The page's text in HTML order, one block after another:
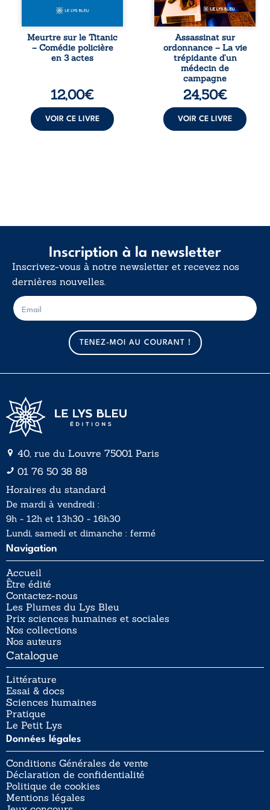
tard, la
l’épave fait
resurgir un secret
que l’on croyait
perdu. Dans un
oubliés ...
Meurtre sur le Titanic
– Comédie policière
en 3 actes
12,00€
VOIR CE LIVRE
septembre 2013, il
raconte le long
combat qui l’a
conduit à être
écarté du corps
médical, malgré
une décision de
première instance
Assassinat sur
ordonnance – La vie
trépidante d’un
médecin de
campagne
24,50€
VOIR CE LIVRE
Inscription à la newsletter
Inscrivez-vous à notre newsletter et recevez nos
dernières nouvelles.
m
a
i
l
E
-
m
TENEZ-MOI AU COURANT !
40, rue du Louvre 75001 Paris
01 76 50 38 88
Horaires du standard
De mardi à vendredi :
9h - 12h et 13h30 - 16h30
Lundi, samedi et dimanche : fermé
Navigation
Accueil
Être édité
Contactez-nous
Les Plumes du Lys Bleu
Prix sciences humaines et sociales
Nos collections
Nos auteurs
Catalogue
Littérature
Essai & docs
Sciences humaines
Pratique
Le Petit Lys
Données légales
Conditions Générales de vente
Déclaration de confidentialité
Politique de cookies
Mentions légales